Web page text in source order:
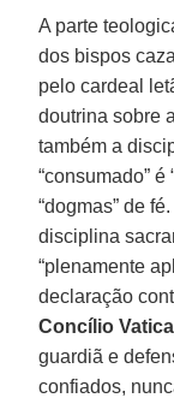
A parte
dos bispos
pelo cardeal
doutrina sobre
também a
“consumado”
“dogmas” de
disciplina
“plenamente
declaração
Concílio
guardiã e
confiados,